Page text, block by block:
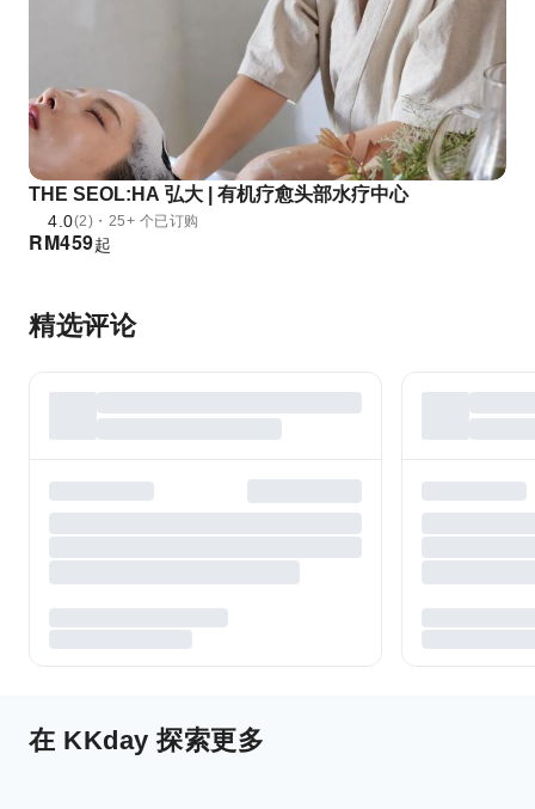
THE SEOL:HA 弘大 | 有机疗愈头部水疗中心
4.0(2)・25+ 个已订购
RM459起
精选评论
在 KKday 探索更多